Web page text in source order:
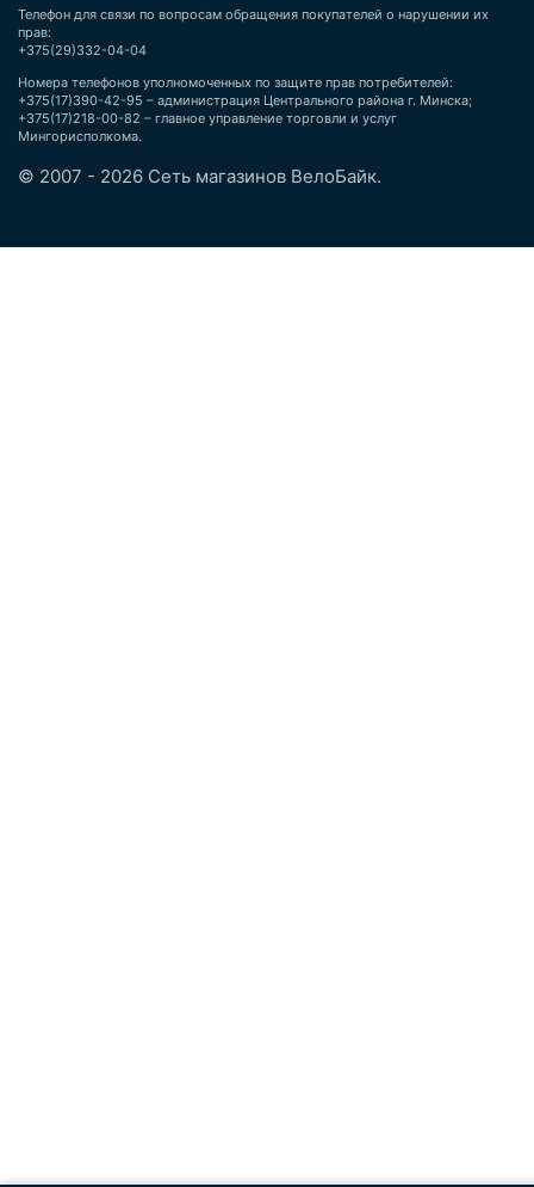
Телефон для связи по вопросам обращения покупателей о нарушении их
прав:
+375(29)332-04-04
Номера телефонов уполномоченных по защите прав потребителей:
+375(17)390-42-95 – администрация Центрального района г. Минска;
+375(17)218-00-82 – главное управление торговли и услуг
Мингорисполкома.
© 2007 - 2026 Сеть магазинов ВелоБайк.